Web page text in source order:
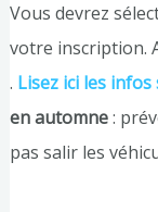
Vous devrez
votre inscription.
. Lisez ici les
en automne:
pas salir les